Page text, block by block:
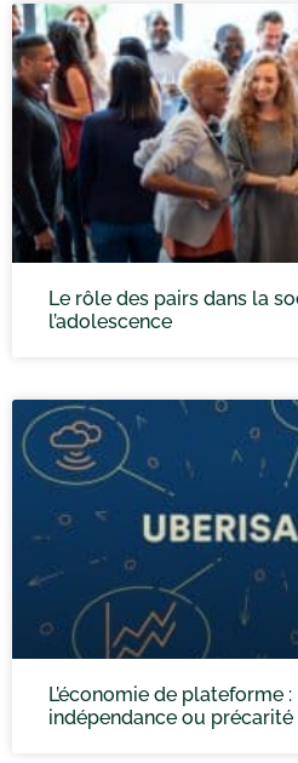
Le rôle des pairs dans la
l’adolescence
L’économie de plateforme
indépendance ou précarité